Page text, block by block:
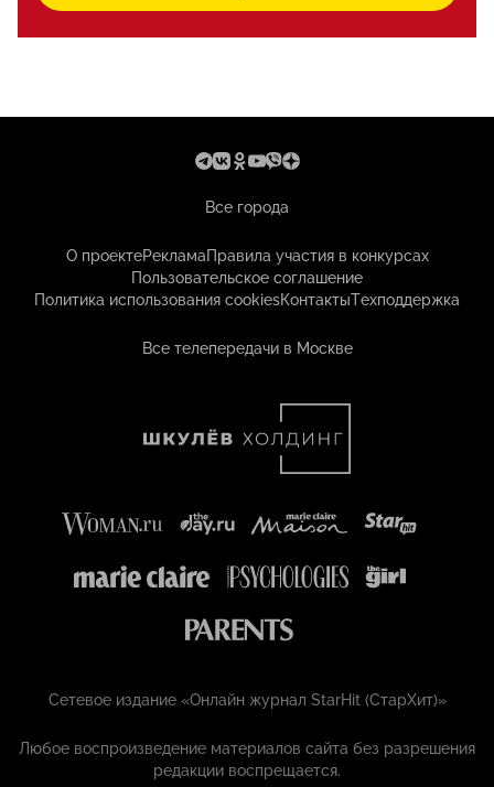
Все города
О проектеРекламаПравила участия в конкурсах
Пользовательское соглашение
Политика использования cookiesКонтактыТехподдержка
Все телепередачи в Москве
Сетевое издание «Онлайн журнал StarHit (СтарХит)»
Любое воспроизведение материалов сайта без разрешения
редакции воспрещается.